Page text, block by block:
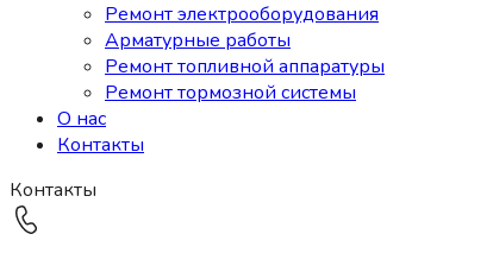
Ремонт электрооборудования
Арматурные работы
Ремонт топливной аппаратуры
Ремонт тормозной системы
О нас
Контакты
Контакты